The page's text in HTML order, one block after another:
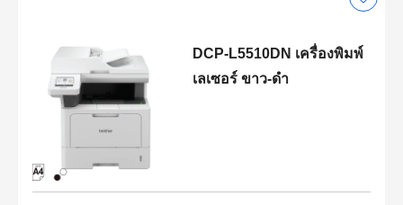
DCP-L5510DN เครื่องพิมพ์
เลเซอร์ ขาว-ดำ